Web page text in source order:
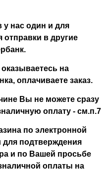
у нас один и для
отправки в другие
на
оплачиваете заказ.
Вы не можете сразу
оплату - см.п.7
по электронной
для подтверждения
и по Вашей просьбе
оплаты на